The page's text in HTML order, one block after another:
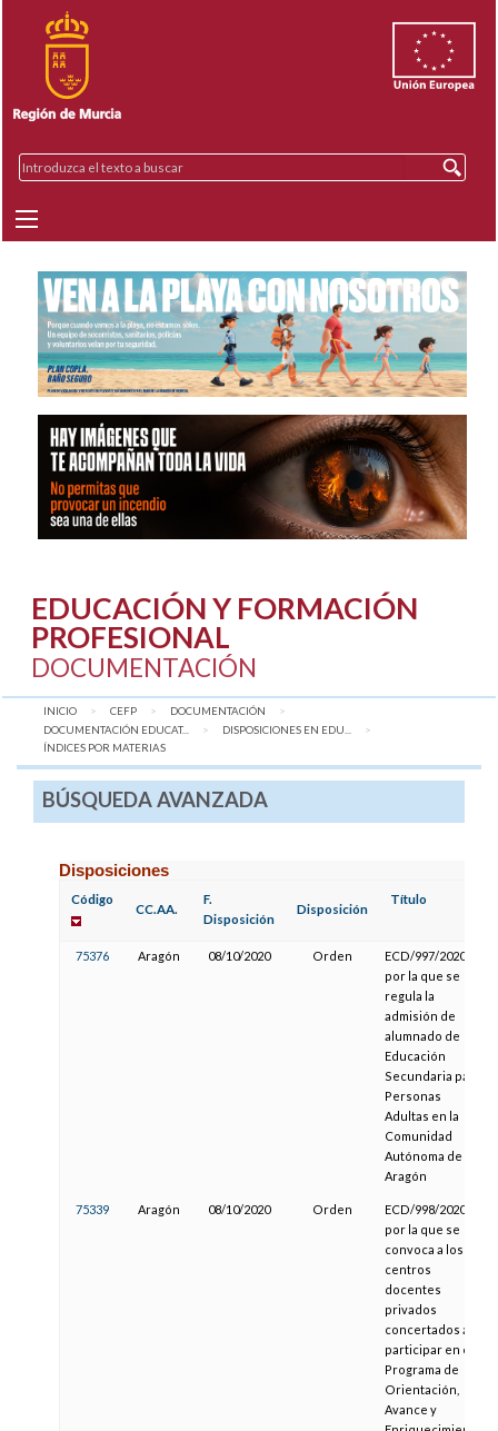
EDUCACIÓN Y FORMACIÓN
PROFESIONAL
DOCUMENTACIÓN
INICIO CEFP
DOCUMENTACIÓN
DOCUMENTACIÓN EDUCAT...
DISPOSICIONES EN EDU...
AQUÍ:
ÍNDICES POR MATERIAS
BÚSQUEDA AVANZADA
Disposiciones
Código
CC.AA.
F.
Disposición
Disposición
Título
75376 Aragón 08/10/2020 Orden
ECD/997/2020,
por la que se
regula la
admisión de
alumnado de
Educación
Secundaria para
Personas
Adultas en la
Comunidad
Autónoma de
Aragón
75339 Aragón 08/10/2020 Orden
ECD/998/2020,
por la que se
convoca a los
centros
docentes
privados
concertados a
participar en el
Programa de
Orientación,
Avance y